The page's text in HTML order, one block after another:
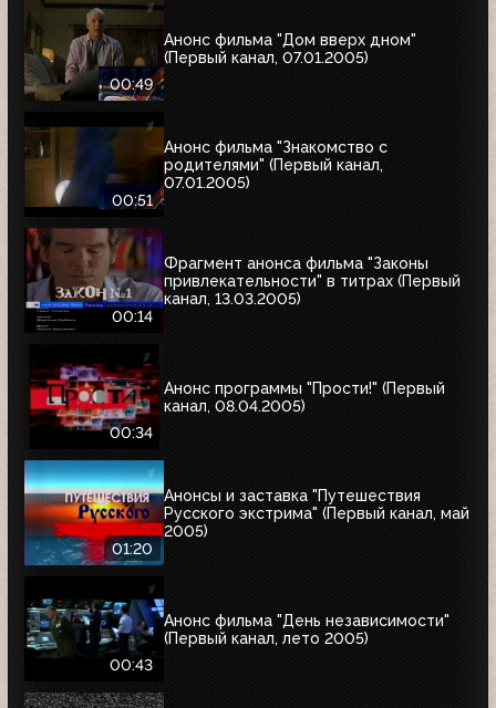
00:49
Анонс фильма "Дом вверх дном"
(Первый канал, 07.01.2005)
00:51
Анонс фильма "Знакомство с
родителями" (Первый канал,
07.01.2005)
00:14
Фрагмент анонса фильма "Законы
привлекательности" в титрах (Первый
канал, 13.03.2005)
00:34
Анонс программы "Прости!" (Первый
канал, 08.04.2005)
01:20
Анонсы и заставка "Путешествия
Русского экстрима" (Первый канал, май
2005)
00:43
Анонс фильма "День независимости"
(Первый канал, лето 2005)